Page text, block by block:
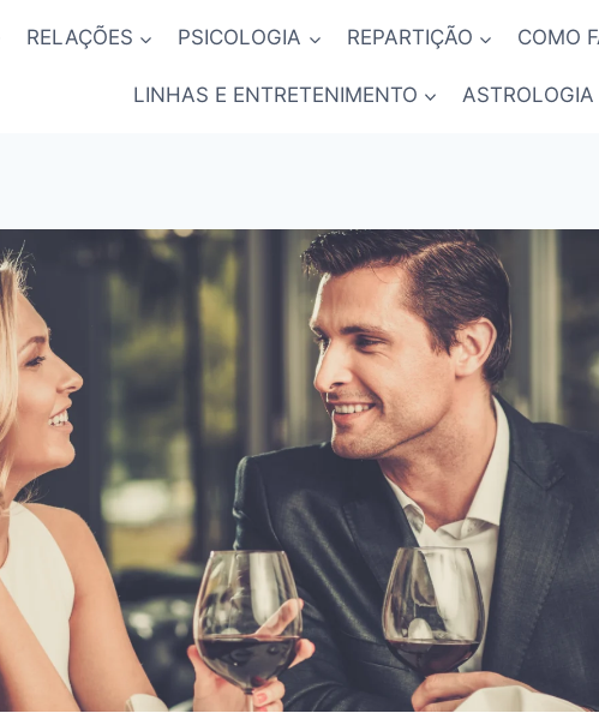
RELAÇÕES PSICOLOGIA REPARTIÇÃO COMO
LINHAS E ENTRETENIMENTO ASTROLOGIA